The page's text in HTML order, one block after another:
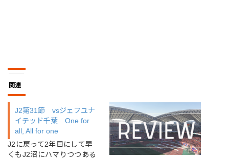
関連
J2第31節 vsジェフユナ
イテッド千葉 One for
all, All for one
J2に戻って2年目にして早
くもJ2沼にハマりつつある